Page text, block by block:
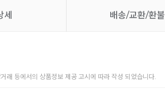
세 배송/교환/환불
래 등에서의 상품정보 제공 고시에 따라 작성 되었습니다.